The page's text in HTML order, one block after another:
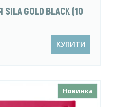
GOLD BLACK (10
КУПИТИ
Новинка